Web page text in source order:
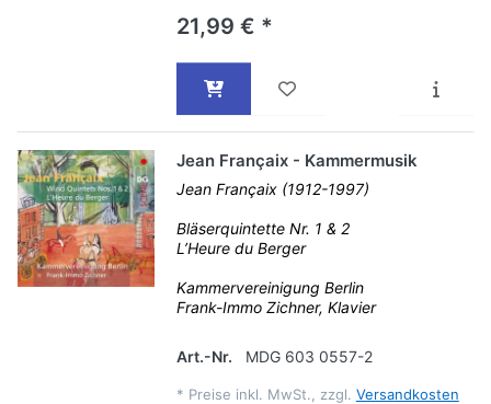
21,99 € *
Jean Françaix - Kammermusik
Jean Françaix (1912-1997)
Bläserquintette Nr. 1 & 2
L’Heure du Berger
Kammervereinigung Berlin
Frank-Immo Zichner, Klavier
Art.-Nr. MDG 603 0557-2
* Preise inkl. MwSt., zzgl. Versandkosten